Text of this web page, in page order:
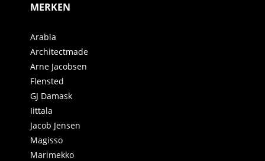
MERKEN
Arabia
Architectmade
Arne Jacobsen
Flensted
GJ Damask
Iittala
Jacob Jensen
Magisso
Marimekko